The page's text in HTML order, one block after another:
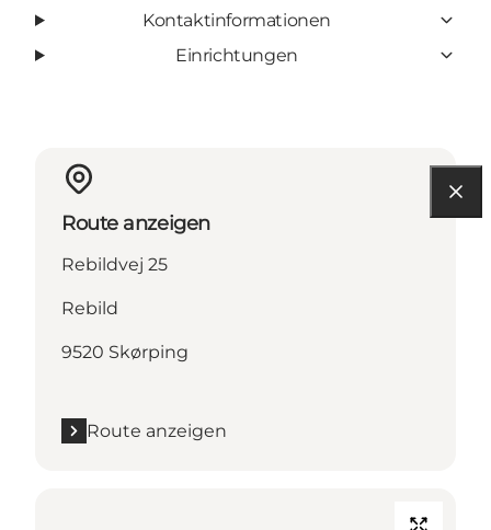
Kontaktinformationen
Einrichtungen
Route anzeigen
Rebildvej 25
Rebild
9520 Skørping
Route anzeigen